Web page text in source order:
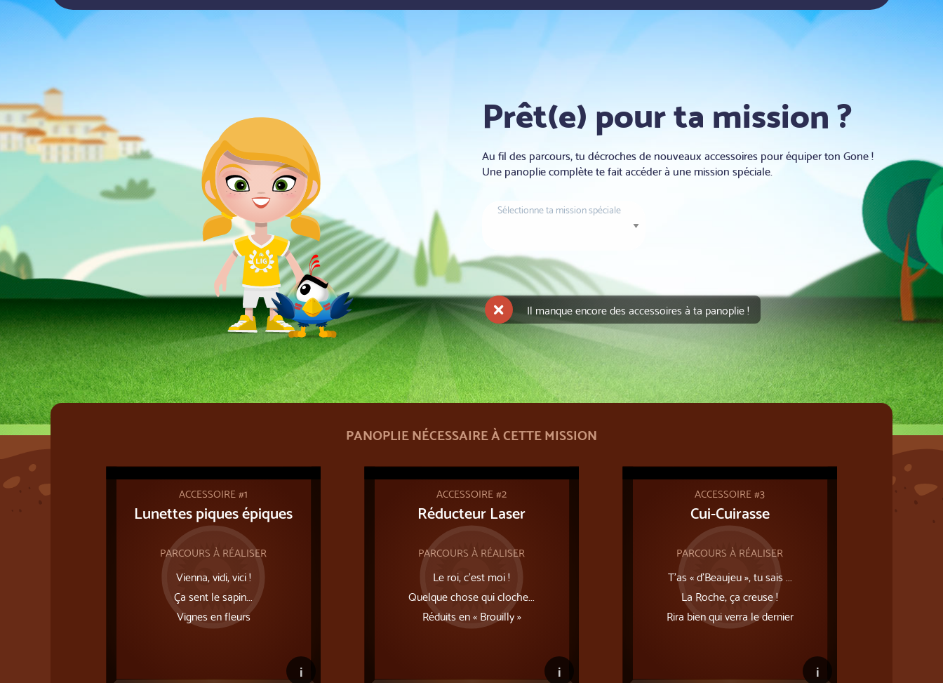
Prêt(e) pour ta mission ?
Au fil des parcours, tu décroches de nouveaux accessoires pour équiper ton Gone !
Une panoplie complète te fait accéder à une mission spéciale.
Sélectionne ta mission spéciale
Il manque encore des accessoires à ta panoplie !
PANOPLIE NÉCESSAIRE À CETTE MISSION
ACCESSOIRE #1
Lunettes piques épiques
PARCOURS À RÉALISER
Vienna, vidi, vici !
Ça sent le sapin...
Vignes en fleurs
i
ACCESSOIRE #2
Réducteur Laser
PARCOURS À RÉALISER
Le roi, c'est moi !
Quelque chose qui cloche...
Réduits en « Brouilly »
i
ACCESSOIRE #3
Cui-Cuirasse
PARCOURS À RÉALISER
T’as « d’Beaujeu », tu sais ...
La Roche, ça creuse !
Rira bien qui verra le dernier
i